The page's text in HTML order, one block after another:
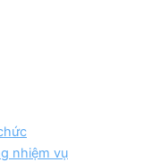
nhiệm vụ